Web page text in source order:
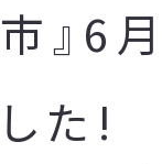
市』6
した!